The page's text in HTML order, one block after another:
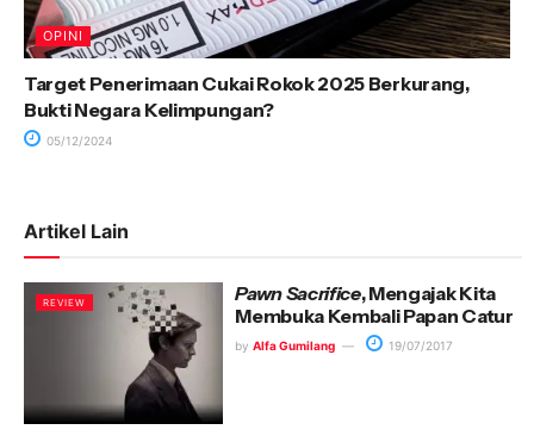
OPINI
Target Penerimaan Cukai Rokok 2025 Berkurang,
Bukti Negara Kelimpungan?
05/12/2024
Artikel Lain
REVIEW Pawn Sacrifice, Mengajak Kita
Membuka Kembali Papan Catur
by Alfa Gumilang 19/07/2017